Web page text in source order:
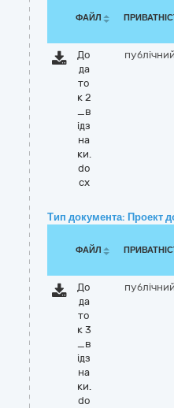
ФАЙЛ
До
да
то
к 2
_в
ідз
на
ки.
do
cx
публічний
Тип документа: Проект
ФАЙЛ
До
да
то
к 3
_в
ідз
на
ки.
do
публічний